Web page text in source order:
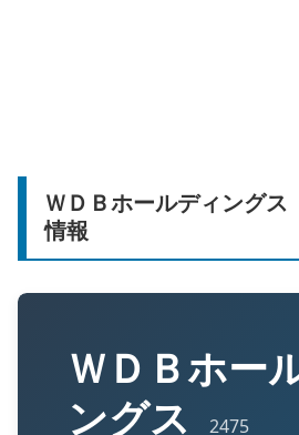
ＷＤＢホールディングス
情報
ＷＤＢホー
ングス
2475